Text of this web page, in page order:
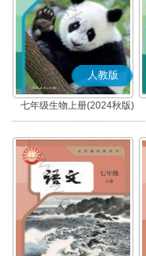
人教版
七年级生物上册(2024秋版)